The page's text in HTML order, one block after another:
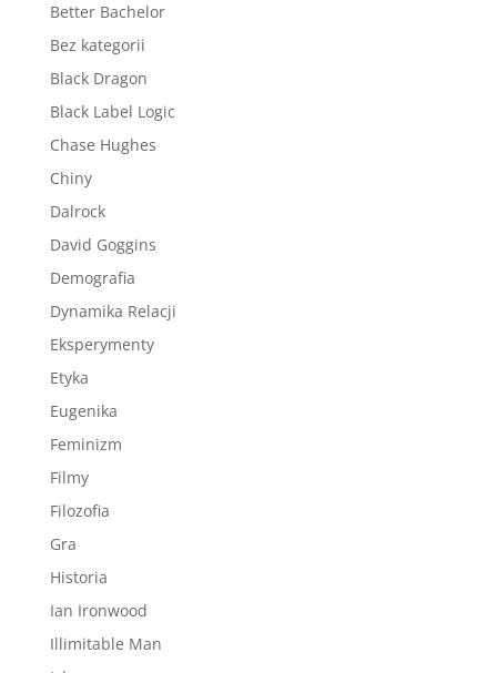
Better Bachelor
Bez kategorii
Black Dragon
Black Label Logic
Chase Hughes
Chiny
Dalrock
David Goggins
Demografia
Dynamika Relacji
Eksperymenty
Etyka
Eugenika
Feminizm
Filmy
Filozofia
Gra
Historia
Ian Ironwood
Illimitable Man